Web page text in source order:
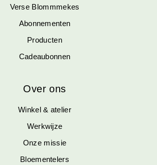
Verse Blommmekes
Abonnementen
Producten
Cadeaubonnen
Over ons
Winkel & atelier
Werkwijze
Onze missie
Bloementelers